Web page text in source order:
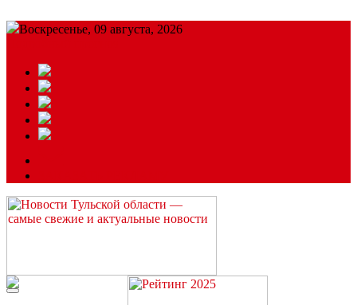
Воскресенье, 09 августа, 2026
Читайте последние новости дня в Тульской области на сайте
“ЗаНовомосковск”